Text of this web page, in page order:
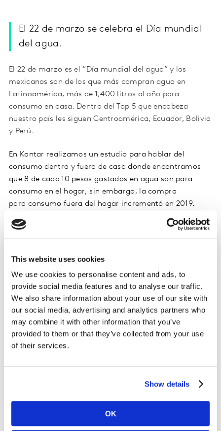
This website uses cookies
We use cookies to personalise content and ads, to
provide social media features and to analyse our traffic.
We also share information about your use of our site with
our social media, advertising and analytics partners who
may combine it with other information that you’ve
provided to them or that they’ve collected from your use
of their services.
Show details
OK
El 22 de marzo se celebra el Día mundial
del agua.
El 22 de marzo es el “Día mundial del agua” y los
mexicanos son de los que más compran agua en
Latinoamérica, más de 1,400 litros al año para
consumo en casa. Dentro del Top 5 que encabeza
nuestro país les siguen Centroamérica, Ecuador, Bolivia
y Perú.
En Kantar realizamos un estudio para hablar del
consumo dentro y fuera de casa donde encontramos
que 8 de cada 10 pesos gastados en agua son para
consumo en el hogar, sin embargo, la compra
para consumo fuera del hogar incrementó en 2019.
Consumo en casa
“Considerando el consumo dentro del hogar vimos que
en 8 de cada 10 ocasiones que se utiliza agua, es
embotellada. De las cuales 64 % de las veces se bebe,
mientras que un 36 % es para cocinar principalmente
para preparar arroz y sopa”.
Cabe destacar que el 17 % de las veces que se elige
tomar agua por ser saludable.
“Estando en casa, el 63 % del agua embotellada que se